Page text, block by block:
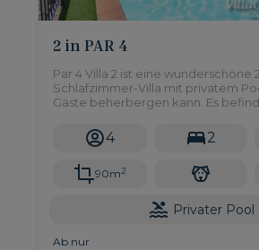
2 in PAR 4
Par 4 Villa 2 ist eine wunderschöne
Schlafzimmer-Villa mit privatem
Gäste beherbergen kann. Es
Gran Canaria.
4 2
90m2
Privater Pool
Ab nur